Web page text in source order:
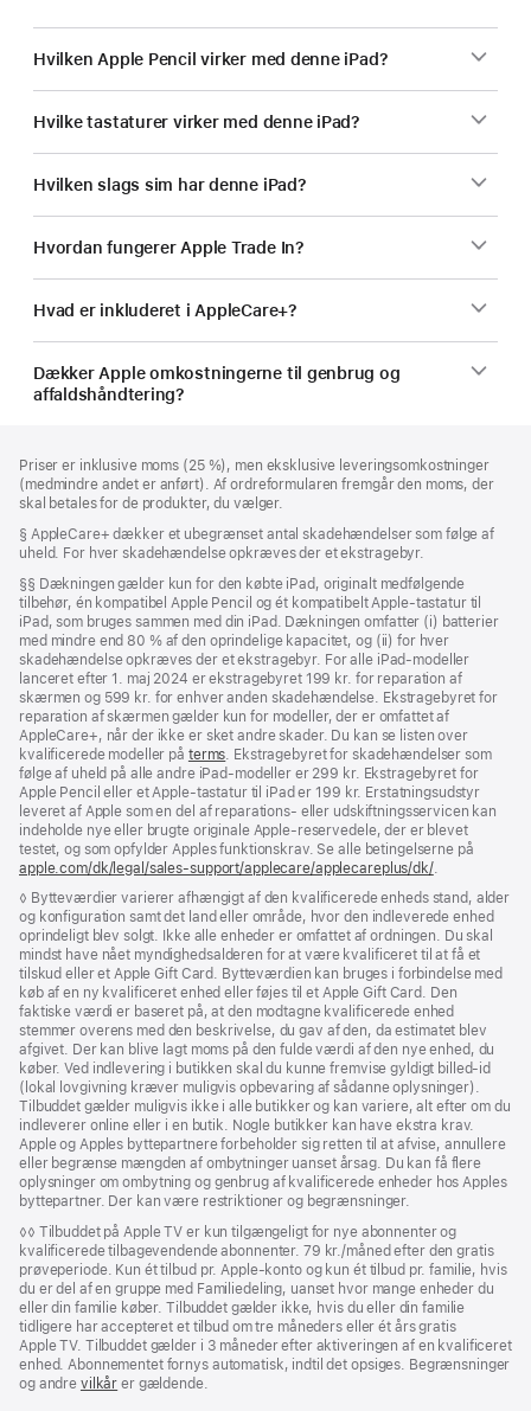
Hvilken Apple Pencil virker med denne iPad?
Hvilke tastaturer virker med denne iPad?
Hvilken slags sim har denne iPad?
Hvordan fungerer Apple Trade In?
Hvad er inkluderet i AppleCare+?
Dækker Apple omkostningerne til genbrug og
affaldshåndtering?
Priser er inklusive moms (25 %), men eksklusive leveringsomkostninger
(medmindre andet er anført). Af ordreformularen fremgår den moms, der
skal betales for de produkter, du vælger.
Fodnote
§ AppleCare+ dækker et ubegrænset antal skadehændelser som følge af
uheld. For hver skadehændelse opkræves der et ekstragebyr.
Fodnote
§§ Dækningen gælder kun for den købte iPad, originalt medfølgende
tilbehør, én kompatibel Apple Pencil og ét kompatibelt Apple-tastatur til
iPad, som bruges sammen med din iPad. Dækningen omfatter (i) batterier
med mindre end 80 % af den oprindelige kapacitet, og (ii) for hver
skadehændelse opkræves der et ekstragebyr. For alle iPad-modeller
lanceret efter 1. maj 2024 er ekstragebyret 199 kr. for reparation af
skærmen og 599 kr. for enhver anden skadehændelse. Ekstragebyret for
reparation af skærmen gælder kun for modeller, der er omfattet af
AppleCare+, når der ikke er sket andre skader. Du kan se listen over
kvalificerede modeller på terms . Ekstragebyret for skadehændelser som
følge af uheld på alle andre iPad-modeller er 299 kr. Ekstragebyret for
Apple Pencil eller et Apple-tastatur til iPad er 199 kr. Erstatningsudstyr
leveret af Apple som en del af reparations- eller udskiftnings­servicen kan
indeholde nye eller brugte originale Apple-reservedele, der er blevet
testet, og som opfylder Apples funktionskrav. Se alle betingelserne på
apple.com/dk/legal/sales-support/applecare/applecareplus/dk/.
Fodnote
◊ Bytteværdier varierer afhængigt af den kvalificerede enheds stand, alder
og konfiguration samt det land eller område, hvor den indleverede enhed
oprindeligt blev solgt. Ikke alle enheder er omfattet af ordningen. Du skal
mindst have nået myndighedsalderen for at være kvalificeret til at få et
tilskud eller et Apple Gift Card. Bytteværdien kan bruges i forbindelse med
køb af en ny kvalificeret enhed eller føjes til et Apple Gift Card. Den
faktiske værdi er baseret på, at den modtagne kvalificerede enhed
stemmer overens med den beskrivelse, du gav af den, da estimatet blev
afgivet. Der kan blive lagt moms på den fulde værdi af den nye enhed, du
køber. Ved indlevering i butikken skal du kunne fremvise gyldigt billed-id
(lokal lovgivning kræver muligvis opbevaring af sådanne oplysninger).
Tilbuddet gælder muligvis ikke i alle butikker og kan variere, alt efter om du
indleverer online eller i en butik. Nogle butikker kan have ekstra krav.
Apple og Apples byttepartnere forbeholder sig retten til at afvise, annullere
eller begrænse mængden af ombytninger uanset årsag. Du kan få flere
oplysninger om ombytning og genbrug af kvalificerede enheder hos Apples
byttepartner. Der kan være restriktioner og begrænsninger.
Fodnote
◊◊ Tilbuddet på Apple TV er kun tilgængeligt for nye abonnenter og
kvalificerede tilbagevendende abonnenter. 79 kr./måned efter den gratis
prøveperiode. Kun ét tilbud pr. Apple‑konto og kun ét tilbud pr. familie, hvis
du er del af en gruppe med Familiedeling, uanset hvor mange enheder du
eller din familie køber. Tilbuddet gælder ikke, hvis du eller din familie
tidligere har accepteret et tilbud om tre måneders eller ét års gratis
Apple TV. Tilbuddet gælder i 3 måneder efter aktiveringen af en kvalificeret
enhed. Abonnementet fornys automatisk, indtil det opsiges. Begrænsninger
og andre vilkår er gældende.